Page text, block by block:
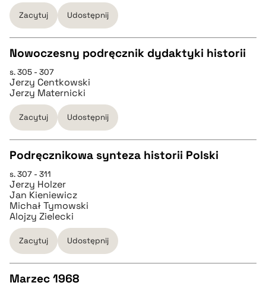
BIBTEX
pobierz cytat
Zacytuj Udostępnij
CZYSTY TEKST
pobierz cytat
pobierz cytat
Nowoczesny podręcznik dydaktyki historii
s. 305 - 307
Jerzy Centkowski
Jerzy Maternicki
Zacytuj Udostępnij
CZYSTY TEKST
pobierz cytat
BIBTEX
pobierz cytat
Podręcznikowa synteza historii Polski
s. 307 - 311
Jerzy Holzer
Jan Kieniewicz
Michał Tymowski
Alojzy Zielecki
Zacytuj Udostępnij
Marzec 1968